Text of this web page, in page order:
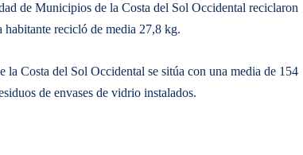
de Municipios de la Costa del Sol Occidental reciclaron
habitante recicló de media 27,8 kg.
Costa del Sol Occidental se sitúa con una media de 154
de envases de vidrio instalados.